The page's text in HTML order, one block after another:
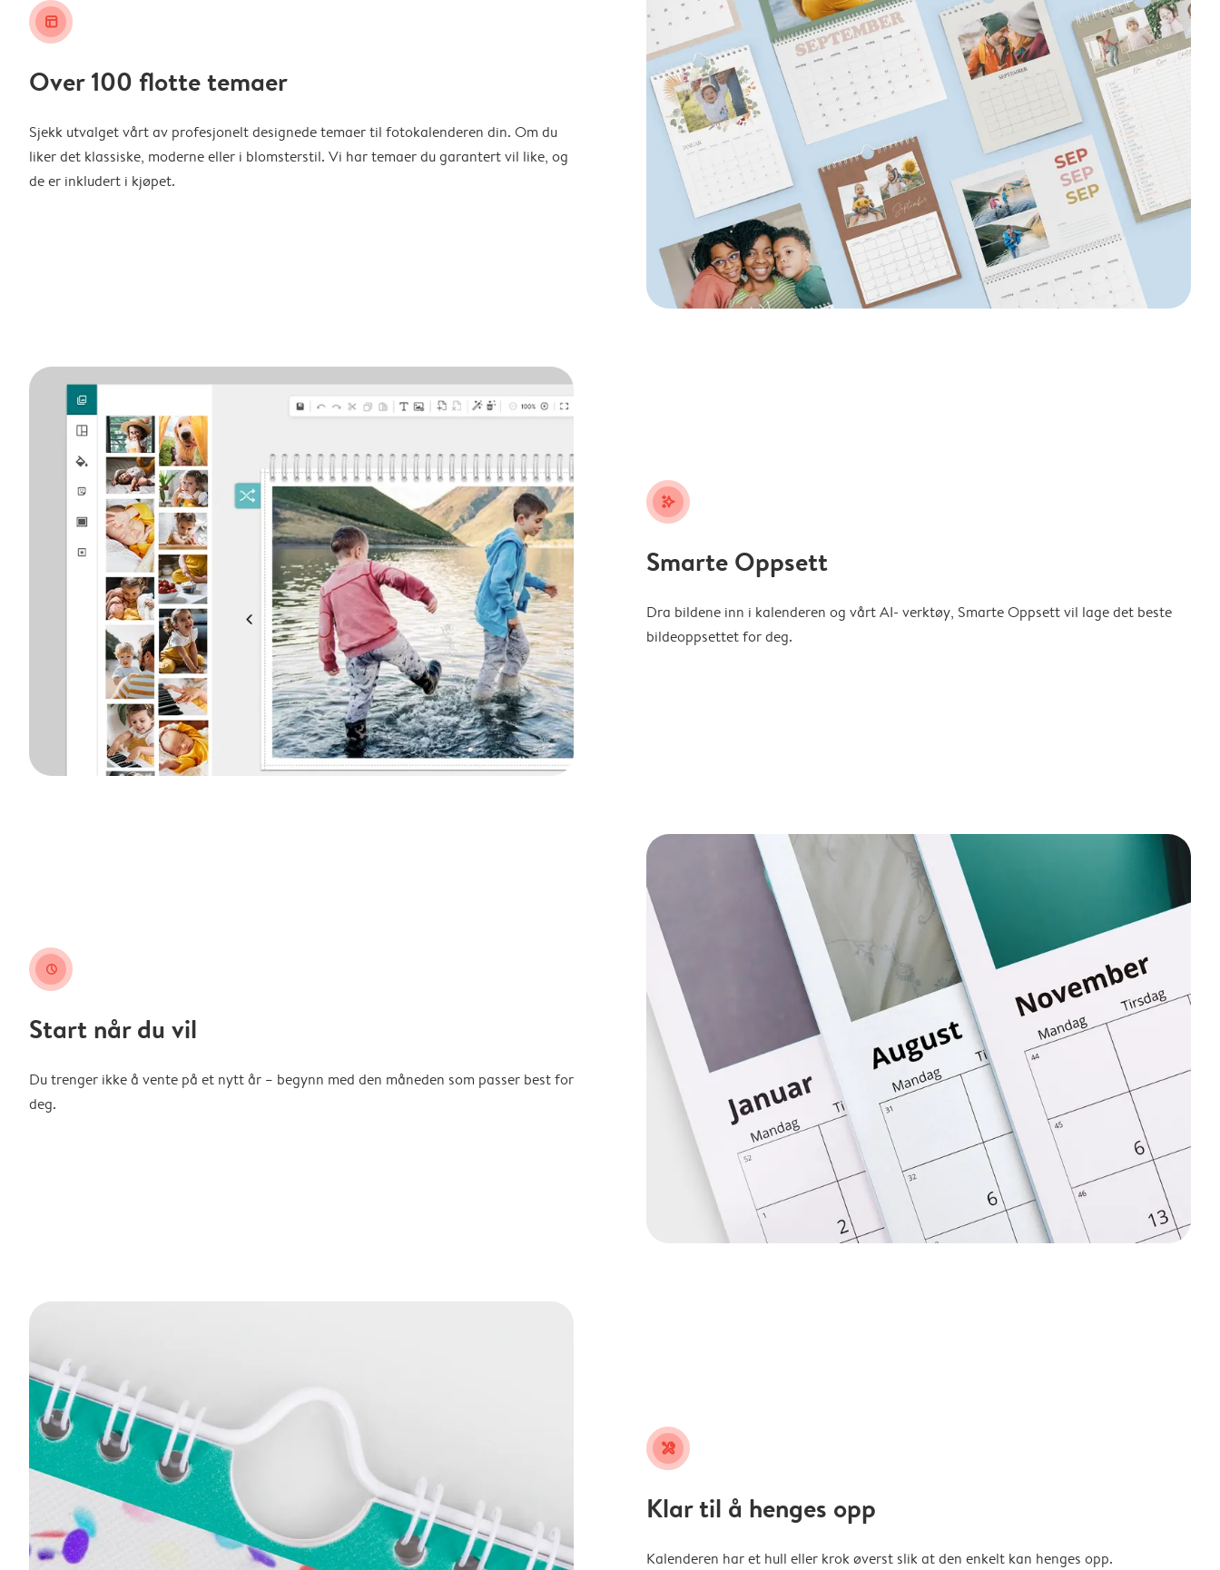
layout_alt
Over 100 flotte temaer
Sjekk utvalget vårt av profesjonelt designede temaer til fotokalenderen din. Om du
liker det klassiske, moderne eller i blomsterstil. Vi har temaer du garantert vil like, og
de er inkludert i kjøpet.
stars_plus
Smarte Oppsett
Dra bildene inn i kalenderen og vårt AI- verktøy, Smarte Oppsett vil lage det beste
bildeoppsettet for deg.
clock
Start når du vil
Du trenger ikke å vente på et nytt år – begynn med den måneden som passer best for
deg.
tools
Klar til å henges opp
Kalenderen har et hull eller krok øverst slik at den enkelt kan henges opp.